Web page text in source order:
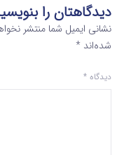
دیدگاهتان را
نشانی ایمیل شما منتشر
شده‌اند *
دیدگاه *